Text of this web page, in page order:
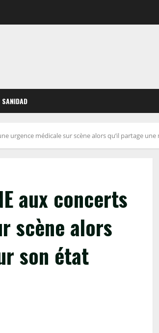
SANIDAD
urgence médicale sur scène alors qu’il partage
aux concerts
scène alors
son état